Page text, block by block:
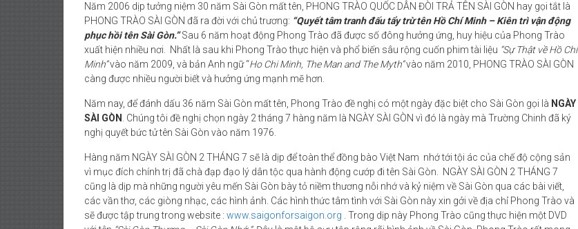
Năm 2006 dịp tưởng niệm 30 năm Sài Gòn mất tên, PHONG TRÀO QUỐC DÂN ĐÒI TRẢ TÊN SÀI GÒN hay gọi tắt là
PHONG TRÀO SÀI GÒN đã ra đời với chủ trương: “Quyết tâm tranh đấu tẩy trừ tên Hồ Chí Minh – Kiên trì vận động
phục hồi tên Sài Gòn.”Sau 6 năm hoạt động Phong Trào đã được số đông hưởng ứng, huy hiệu của Phong Trào
xuất hiện nhiều nơi. Nhất là sau khi Phong Trào thực hiện và phổ biến sâu rộng cuốn phim tài liệu “Sự Thật về Hồ Chí
Minh”vào năm 2009, và bản Anh ngữ “Ho Chi Minh, The Man and The Myth”vào năm 2010, PHONG TRÀO SÀI GÒN
càng được nhiều người biết và hưởng ứng mạnh mẽ hơn.
Năm nay, để đánh dấu 36 năm Sài Gòn mất tên, Phong Trào đề nghị có một ngày đặc biệt cho Sài Gòn gọi là NGÀY
SÀI GÒN
. Chúng tôi đề nghị chọn ngày 2 tháng 7 hàng năm là NGÀY SÀI GÒN vì đó là ngày mà Trường Chinh đã ký
nghị quyết bức tử tên Sài Gòn vào năm 1976.
Hàng năm NGÀY SÀI GÒN 2 THÁNG 7 sẽ là dịp để toàn thể đồng bào Việt Nam nhớ tới tội ác của chế độ cộng sản
vì mục đích chính trị đã chà đạp đạo lý dân tộc qua hành động cướp đi tên Sài Gòn. NGÀY SÀI GÒN 2 THÁNG 7
cũng là dịp mà những người yêu mến Sài Gòn bày tỏ niềm thương nỗi nhớ và kỷ niệm về Sài Gòn qua các bài viết,
các vần thơ, các giòng nhạc, các hình ảnh. Các hình thức tâm tình với Sài Gòn này xin gởi về địa chỉ Phong Trào và
sẽ được tập trung trong website : www.saigonforsaigon.org . Trong dịp này Phong Trào cũng thực hiện một DVD